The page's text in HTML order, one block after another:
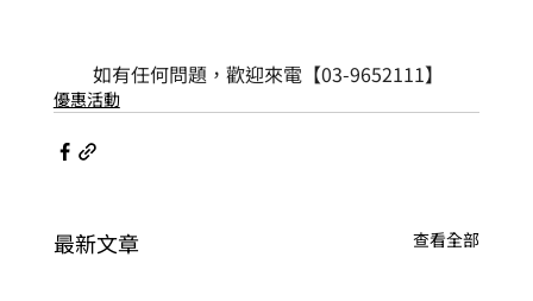
如有任何問題，歡迎來電【03-9652111】
優惠活動
最新文章 查看全部